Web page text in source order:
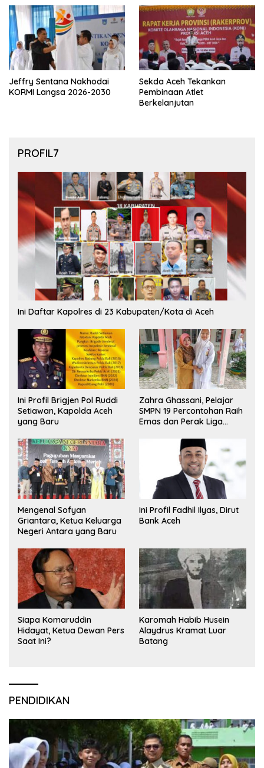
Jeffry Sentana Nakhodai
KORMI Langsa 2026-2030
Sekda Aceh Tekankan
Pembinaan Atlet
Berkelanjutan
PROFIL7
Ini Daftar Kapolres di 23 Kabupaten/Kota di Aceh
Ini Profil Brigjen Pol Ruddi
Setiawan, Kapolda Aceh
yang Baru
Zahra Ghassani, Pelajar
SMPN 19 Percontohan Raih
Emas dan Perak Liga
Mengenal Sofyan
Griantara, Ketua Keluarga
Negeri Antara yang Baru
Ini Profil Fadhil Ilyas, Dirut
Bank Aceh
Siapa Komaruddin
Hidayat, Ketua Dewan Pers
Saat Ini?
Karomah Habib Husein
Alaydrus Kramat Luar
Batang
PENDIDIKAN